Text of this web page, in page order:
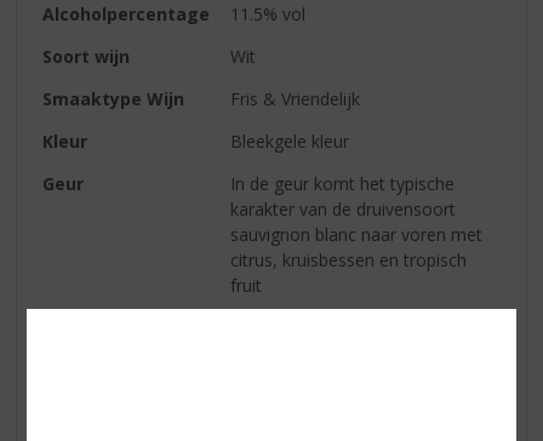
Alcoholpercentage
11.5% vol
Soort wijn
Wit
Smaaktype Wijn
Fris & Vriendelijk
Kleur
Bleekgele kleur
Geur
In de geur komt het typische
karakter van de druivensoort
sauvignon blanc naar voren met
citrus, kruisbessen en tropisch
fruit